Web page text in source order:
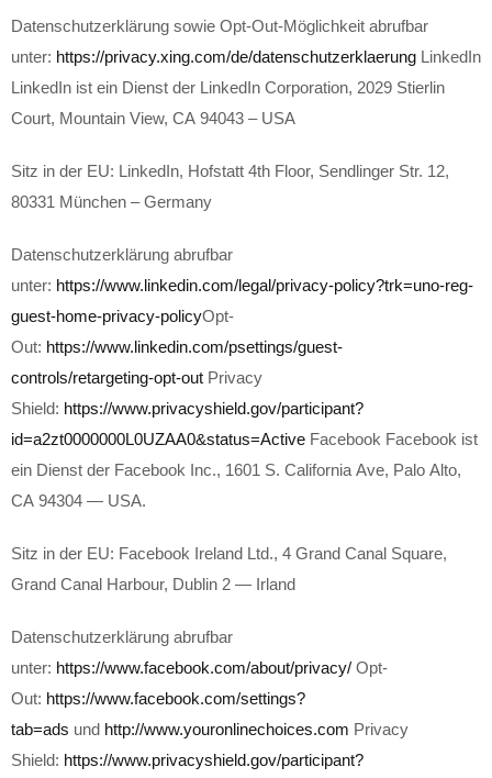
Datenschutzerklärung sowie Opt-Out-Möglichkeit abrufbar
unter: https://privacy.xing.com/de/datenschutzerklaerung LinkedIn
LinkedIn ist ein Dienst der LinkedIn Corporation, 2029 Stierlin
Court, Mountain View, CA 94043 – USA
Sitz in der EU: LinkedIn, Hofstatt 4th Floor, Sendlinger Str. 12,
80331 München – Germany
Datenschutzerklärung abrufbar
unter: https://www.linkedin.com/legal/privacy-policy?trk=uno-reg-
guest-home-privacy-policyOpt-
Out: https://www.linkedin.com/psettings/guest-
controls/retargeting-opt-out Privacy
Shield: https://www.privacyshield.gov/participant?
id=a2zt0000000L0UZAA0&status=Active Facebook Facebook ist
ein Dienst der Facebook Inc., 1601 S. California Ave, Palo Alto,
CA 94304 — USA.
Sitz in der EU: Facebook Ireland Ltd., 4 Grand Canal Square,
Grand Canal Harbour, Dublin 2 — Irland
Datenschutzerklärung abrufbar
unter: https://www.facebook.com/about/privacy/ Opt-
Out: https://www.facebook.com/settings?
tab=ads und http://www.youronlinechoices.com Privacy
Shield: https://www.privacyshield.gov/participant?